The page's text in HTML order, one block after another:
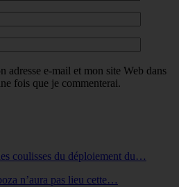
adresse e-mail et mon site Web dans
fois que je commenterai.
coulisses du déploiement du…
n’aura pas lieu cette…